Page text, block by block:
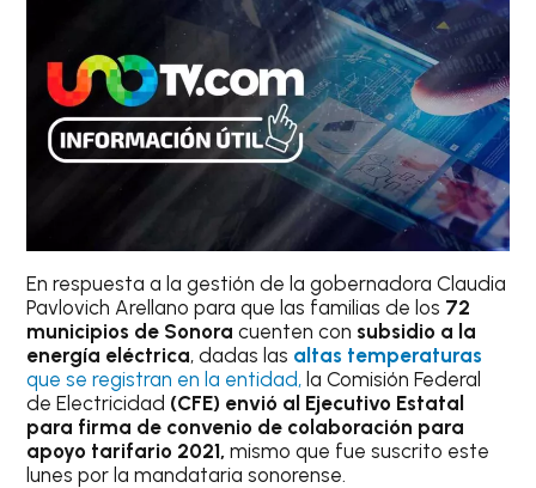
En respuesta a la gestión de la gobernadora Claudia
Pavlovich Arellano para que las familias de los 72
municipios de Sonora cuenten con subsidio a la
energía eléctrica, dadas las altas temperaturas
que se registran en la entidad, la Comisión Federal
de Electricidad (CFE) envió al Ejecutivo Estatal
para firma de convenio de colaboración para
apoyo tarifario 2021, mismo que fue suscrito este
lunes por la mandataria sonorense.